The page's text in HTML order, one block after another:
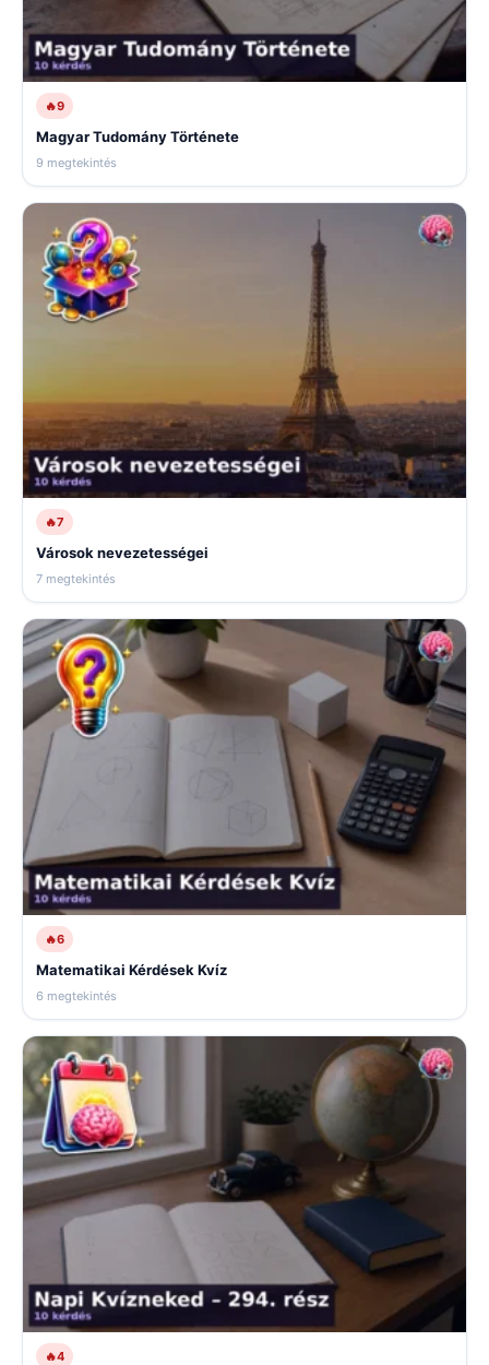
🔥9
Magyar Tudomány Története
9 megtekintés
🔥7
Városok nevezetességei
7 megtekintés
🔥6
Matematikai Kérdések Kvíz
6 megtekintés
🔥4